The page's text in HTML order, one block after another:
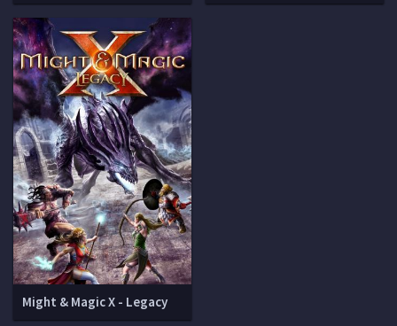
Might & Magic X - Legacy